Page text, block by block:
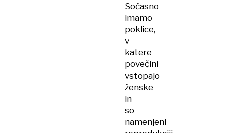
Sočasno
imamo
poklice,
v
katere
povečini
vstopajo
ženske
in
so
namenjeni